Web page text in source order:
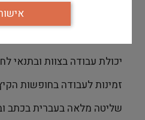
תשומת לב לפרטים קטנים.
יכולת עבודה בצוות ובתנאי
זמינות לעבודה בחופשות
שליטה מלאה בעברית בכתב